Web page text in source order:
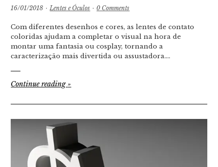
16/01/2018 · Lentes e Óculos · 0 Comments
Com diferentes desenhos e cores, as lentes de contato
coloridas ajudam a completar o visual na hora de
montar uma fantasia ou cosplay, tornando a
caracterização mais divertida ou assustadora.…
Continue reading»